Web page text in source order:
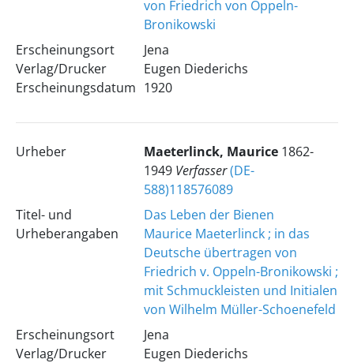
von Friedrich von Oppeln-
Bronikowski
Erscheinungsort
Verlag/Drucker
Erscheinungsdatum
Jena
Eugen Diederichs
1920
Urheber Maeterlinck, Maurice 1862-
1949 Verfasser(DE-
588)118576089
Titel- und
Urheberangaben
Das Leben der Bienen
Maurice Maeterlinck ; in das
Deutsche übertragen von
Friedrich v. Oppeln-Bronikowski ;
mit Schmuckleisten und Initialen
von Wilhelm Müller-Schoenefeld
Erscheinungsort
Verlag/Drucker
Jena
Eugen Diederichs